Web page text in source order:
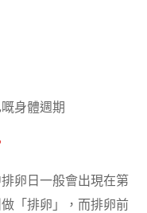
身體週期
卵日一般會出現在第
「排卵」，而排卵前